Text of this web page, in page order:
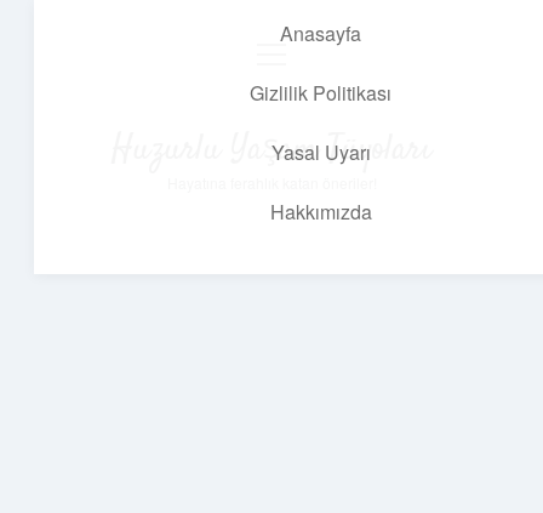
Anasayfa
Gizlilik Politikası
Yasal Uyarı
Hakkımızda
Huzurlu Yaşam Tüyoları